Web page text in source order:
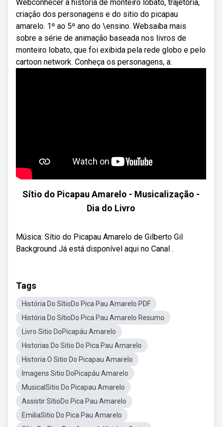
Webconhecer a história de monteiro lobato, trajetória,
criação dos personagens e do sitio do picapau
amarelo. 1º ao 5º ano do \ensino. Websaiba mais
sobre a série de animação baseada nos livros de
monteiro lobato, que foi exibida pela rede globo e pelo
cartoon network. Conheça os personagens, a.
Sítio do Picapau Amarelo - Musicalização -
Dia do Livro
Música: Sítio do Picapau Amarelo de Gilberto Gil
Background Já está disponível aqui no Canal .
Tags
História Do SítioDo Pica Pau Amarelo PDF
História Do SítioDo Pica Pau Amarelo Resumo
Livro Sitio DoPicapáu Amarelo
Historias Do Sitio Do Pica Pau Amarelo
Historia O Sitio Do Picapau Amarelo
Imagens Sitio DoPicapáu Amarelo
MusicalSitio Do Picapau Amarelo
Assistir SítioDo Pica Pau Amarelo
EmiliaSitio Do Pica Pau Amarelo